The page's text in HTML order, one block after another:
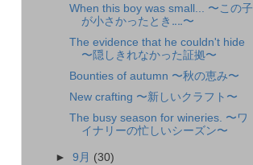
When this boy was small... 〜この子
が小さかったとき‥‥〜
The evidence that he couldn't hide
〜隠しきれなかった証拠〜
Bounties of autumn 〜秋の恵み〜
New crafting 〜新しいクラフト〜
The busy season for wineries. 〜ワ
イナリーの忙しいシーズン〜
►9月 (30)